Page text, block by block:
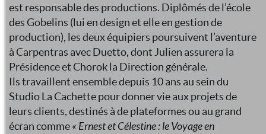
est responsable des productions. Diplômés de l’école
des Gobelins (lui en design et elle en gestion de
production), les deux équipiers poursuivent l’aventure
à Carpentras avec Duetto, dont Julien assurera la
Présidence et Chorok la Direction générale.
Ils travaillent ensemble depuis 10 ans au sein du
Studio La Cachette pour donner vie aux projets de
leurs clients, destinés à de plateformes ou au grand
écran comme« Ernest et Célestine : le Voyage en